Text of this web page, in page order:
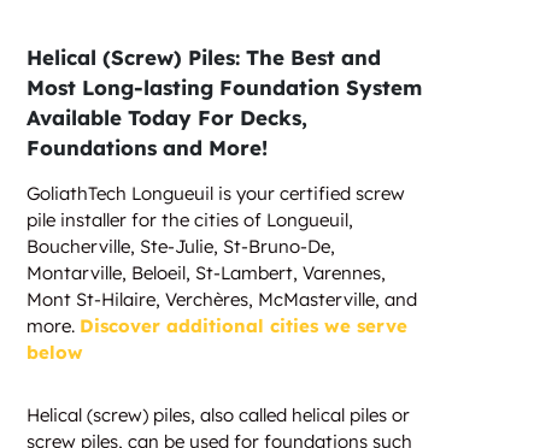
Helical (Screw) Piles: The Best and
Most Long-lasting Foundation System
Available Today For Decks,
Foundations and More!
GoliathTech Longueuil is your certified screw
pile installer for the cities of Longueuil,
Boucherville, Ste-Julie, St-Bruno-De,
Montarville, Beloeil, St-Lambert, Varennes,
Mont St-Hilaire, Verchères, McMasterville, and
more. Discover additional cities we serve
below
Helical (screw) piles, also called helical piles or
screw piles, can be used for foundations such